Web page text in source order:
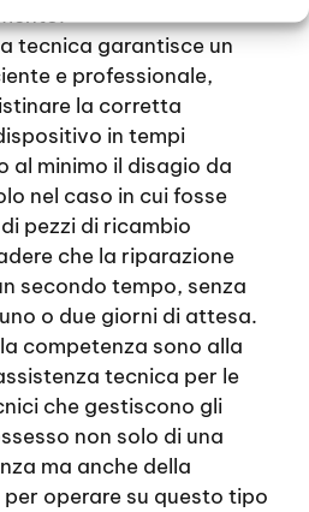
tecnica garantisce un
e professionale,
la corretta
in tempi
al minimo il disagio da
nel caso in cui fosse
pezzi di ricambio
che la riparazione
secondo tempo, senza
o due giorni di attesa.
competenza sono alla
tecnica per le
che gestiscono gli
non solo di una
ma anche della
operare su questo tipo